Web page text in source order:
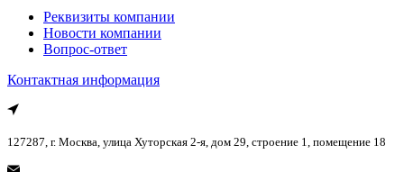
Реквизиты компании
Новости компании
Вопрос-ответ
Контактная информация
127287, г. Москва, улица Хуторская 2-я, дом 29, строение 1, помещение 18